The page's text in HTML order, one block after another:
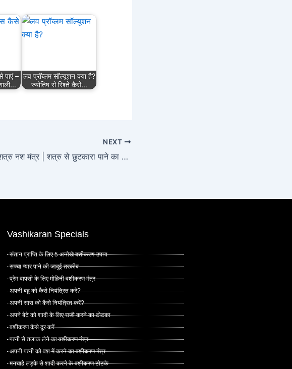
पाएं – लव प्रॉब्लम सॉल्यूशन क्या है?
ज्योतिष से रिश्ते कैसे…
NEXT
शत्रु नश मंत्र | शत्रु से छुटकारा पाने का मंत्र
Vashikaran Specials
संतान प्राप्ति के लिए 5 अनोखे वशीकरण उपाय
सच्चा प्यार पाने की जादुई तरकीब
प्रेम वापसी के लिए मोहिनी वशीकरण मंत्र
अपनी बहू को कैसे नियंत्रित करें?
अपनी सास को कैसे नियंत्रित करें?
अपने बेटे को शादी के लिए राजी करने का टोटका
वशीकरण कैसे दूर करें
पत्नी से तलाक लेने का वशीकरण मंत्र
अपनी पत्नी को वश में करने का वशीकरण मंत्र
मनचाहे लड़के से शादी करने के वशीकरण टोटके